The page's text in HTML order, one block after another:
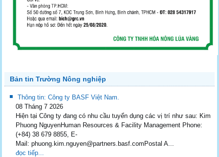
Bản tin Trường Nông nghiệp
Thông tin: Công ty BASF Việt Nam.
08 Tháng 7 2026
Hiện tại Công ty đang có nhu cầu tuyển dụng các vị trí như sau: Kim
Phuong NguyenHuman Resources & Facility Management Phone:
(+84) 38 679 8855, E-
Mail: phuong.kim.nguyen@partners.basf.comPostal A...
đọc tiếp...